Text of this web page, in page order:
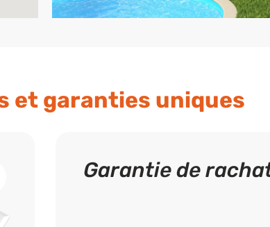
et garanties uniques
Garantie de